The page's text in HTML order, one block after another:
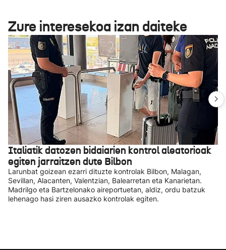
Zure interesekoa izan daiteke
Italiatik datozen bidaiarien kontrol aleatorioak
egiten jarraitzen dute Bilbon
Larunbat goizean ezarri dituzte kontrolak Bilbon, Malagan,
Sevillan, Alacanten, Valentzian, Balearretan eta Kanarietan.
Madrilgo eta Bartzelonako aireportuetan, aldiz, ordu batzuk
lehenago hasi ziren ausazko kontrolak egiten.